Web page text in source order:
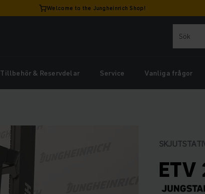
Welcome to the Jungheinrich Shop!
Tillbehör & Reservdelar Service Vanliga frågor
ETV